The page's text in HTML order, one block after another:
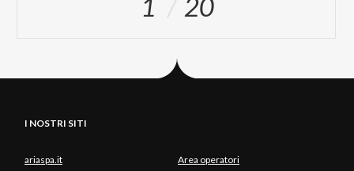
I NOSTRI SITI
ariaspa.it Area operatori